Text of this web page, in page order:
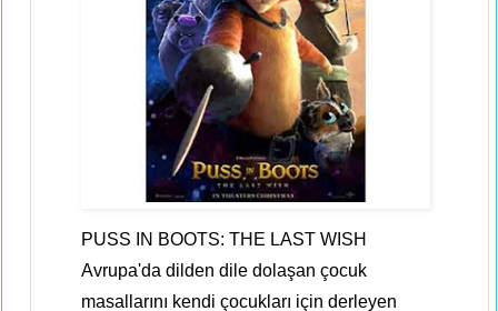
PUSS IN BOOTS: THE LAST WISH
Avrupa'da dilden dile dolaşan çocuk
masallarını kendi çocukları için derleyen